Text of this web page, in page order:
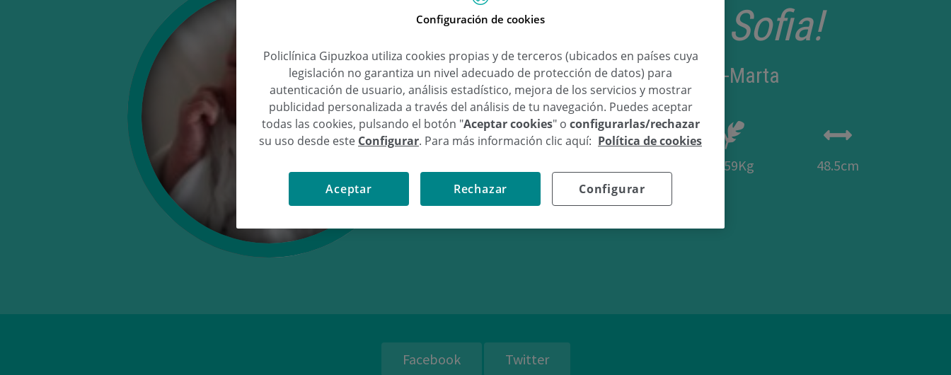
Ongi etorri Sofia!
Sofia Garde Diaz-Marta
2.59Kg 48.5cm
Facebook Twitter
Configuración de cookies
Policlínica Gipuzkoa utiliza cookies propias y de terceros (ubicados en países cuya
legislación no garantiza un nivel adecuado de protección de datos) para
autenticación de usuario, análisis estadístico, mejora de los servicios y mostrar
publicidad personalizada a través del análisis de tu navegación. Puedes aceptar
todas las cookies, pulsando el botón "Aceptar cookies" o configurarlas/rechazar
su uso desde este Configurar. Para más información clic aquí: Política de cookies
Configurar
Rechazar
Aceptar